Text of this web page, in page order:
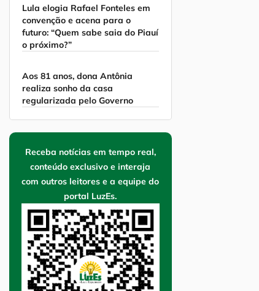
Lula elogia Rafael Fonteles em
convenção e acena para o
futuro: “Quem sabe saia do Piauí
o próximo?”
Aos 81 anos, dona Antônia
realiza sonho da casa
regularizada pelo Governo
Receba notícias em tempo real,
conteúdo exclusivo e interaja
com outros leitores e a equipe do
portal LuzEs.